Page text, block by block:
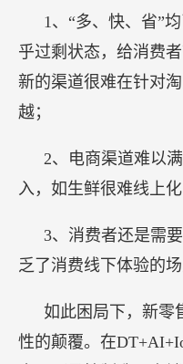
1、“多、快、省”
乎过剩状态，给消费
新的渠道很难在针对
越；
2、电商渠道难以
入，如生鲜很难线上化
3、消费者还是需
乏了消费线下体验的
如此困局下，新零
性的颠覆。在